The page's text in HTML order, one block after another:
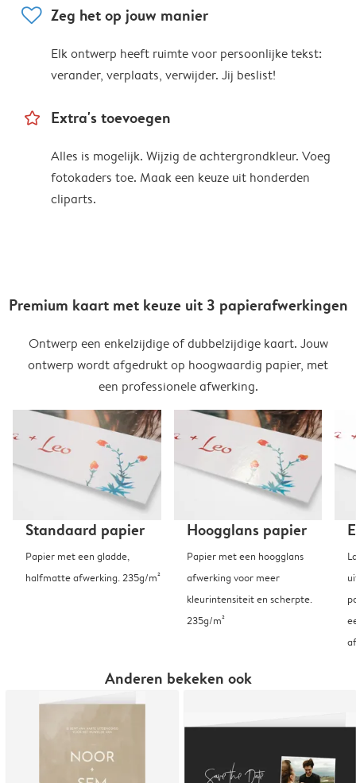
heart Zeg het op jouw manier
Elk ontwerp heeft ruimte voor persoonlijke tekst:
verander, verplaats, verwijder. Jij beslist!
star_outline Extra's toevoegen
Alles is mogelijk. Wijzig de achtergrondkleur. Voeg
fotokaders toe. Maak een keuze uit honderden
cliparts.
Premium kaart met keuze uit 3 papierafwerkingen
Ontwerp een enkelzijdige of dubbelzijdige kaart. Jouw
ontwerp wordt afgedrukt op hoogwaardig papier, met
een professionele afwerking.
Standaard papier
Papier met een gladde,
halfmatte afwerking. 235g/m²
Hoogglans papier
Papier met een hoogglans
afwerking voor meer
kleurintensiteit en scherpte.
235g/m²
Anderen bekeken ook